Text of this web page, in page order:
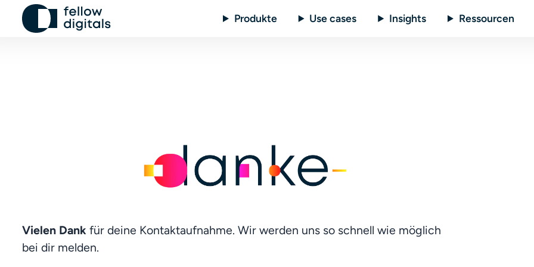
Zum Inhalt springen
Produkte
Use cases Insights Ressourcen
Vielen Dank für deine Kontaktaufnahme. Wir werden uns so schnell wie möglich
bei dir melden.